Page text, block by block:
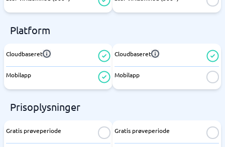
Platform
Cloudbaseret
Mobilapp
Cloudbaseret
Mobilapp
Prisoplysninger
Gratis prøveperiode Gratis prøveperiode